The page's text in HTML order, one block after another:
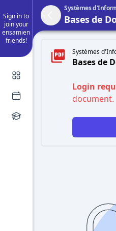
Sign in to
join your
ensamien
friends!
Systèmes
Bases de
Systèmes
Bases de
Login
document.